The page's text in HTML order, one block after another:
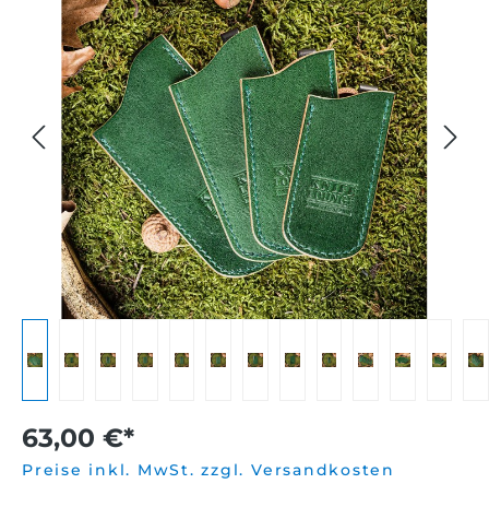
63,00 €*
Preise inkl. MwSt. zzgl. Versandkosten